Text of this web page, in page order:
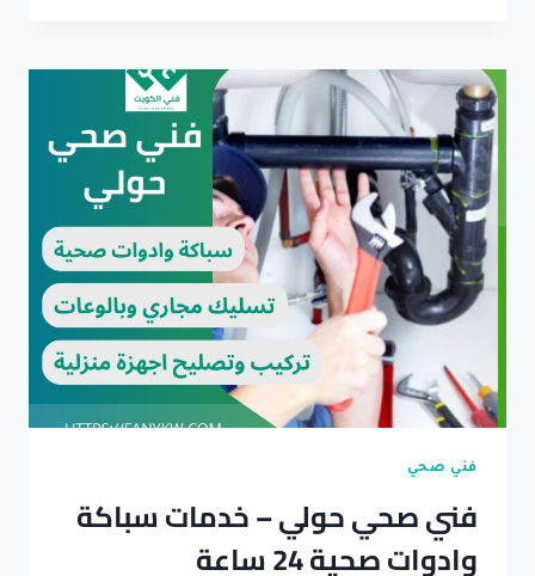
فتح
انسدادات
وتنظيف
بواليع
فني صحي
فني صحي حولي – خدمات سباكة
وادوات صحية 24 ساعة